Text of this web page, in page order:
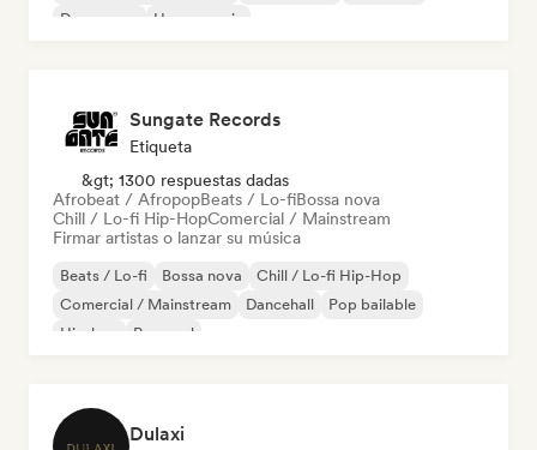
Dream pop
House music
Sungate Records
Etiqueta
&gt; 1300 respuestas dadas
Afrobeat / AfropopBeats / Lo-fiBossa nova
Chill / Lo-fi Hip-HopComercial / Mainstream
Firmar artistas o lanzar su música
Beats / Lo-fi Bossa nova
Chill / Lo-fi Hip-Hop
Comercial / Mainstream
Dancehall
Pop bailable
Hip-hop
Pop soul
Dulaxi